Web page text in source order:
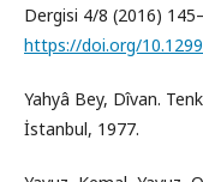
Dergisi 4/8 (2016)
https://doi.org/
Yahyâ Bey, Dîvan.
İstanbul, 1977.